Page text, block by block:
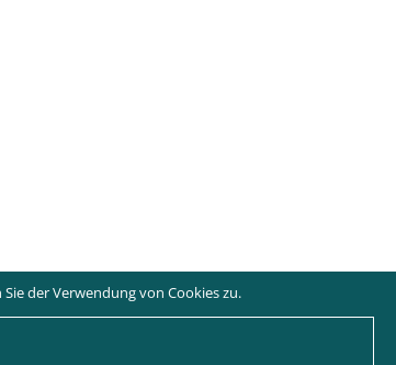
der Verwendung von Cookies zu.